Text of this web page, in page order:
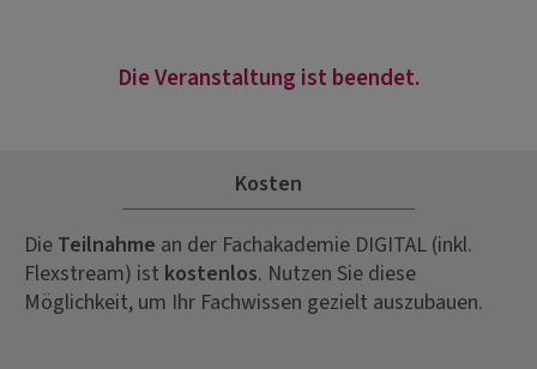
Die Veranstaltung ist beendet.
Kosten
Die Teilnahme an der Fachakademie DIGITAL (inkl.
Flexstream) ist kostenlos. Nutzen Sie diese
Möglichkeit, um Ihr Fachwissen gezielt auszubauen.